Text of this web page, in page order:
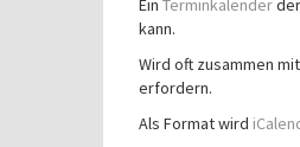
Ein Terminkalender
kann.
Wird oft zusammen
erfordern.
Als Format wird